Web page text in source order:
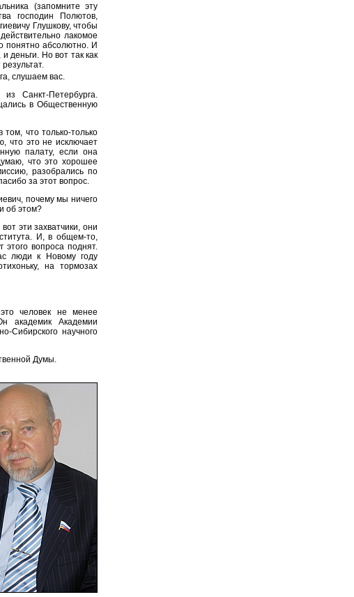
(запомните эту
господин Полютов,
Глушкову, чтобы
лакомое
понятно абсолютно. И
деньги. Но вот так как
слушаем вас.
Санкт-Петербурга.
в Общественную
что только-только
что это не исключает
палату, если она
что это хорошее
разобрались по
за этот вопрос.
почему мы ничего
об этом?
эти захватчики, они
И, в общем-то,
вопроса поднят.
люди к Новому году
на тормозах
человек не менее
академик Академии
Сибирского научного
Думы.